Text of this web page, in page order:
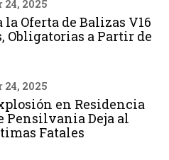
24, 2025
la Oferta de Balizas V16
Obligatorias a Partir de
24, 2025
en Residencia
Pensilvania Deja al
Fatales